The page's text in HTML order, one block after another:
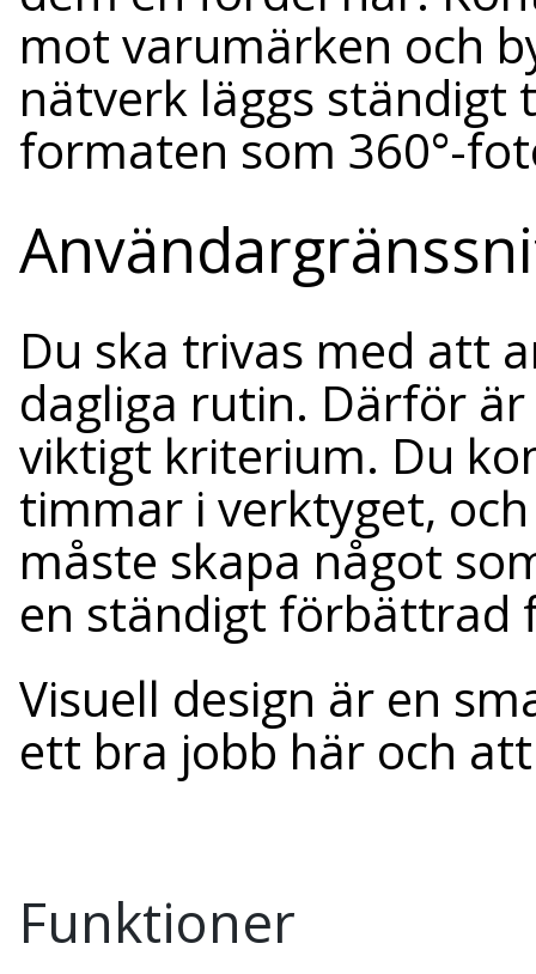
mot varumärken och
nätverk läggs ständigt
formaten som 360°-
Du ska trivas med att
dagliga rutin. Därför
viktigt kriterium. Du
timmar i verktyget,
måste skapa något
en ständigt förbättrad
Visuell design är en
ett bra jobb här och
Funktioner